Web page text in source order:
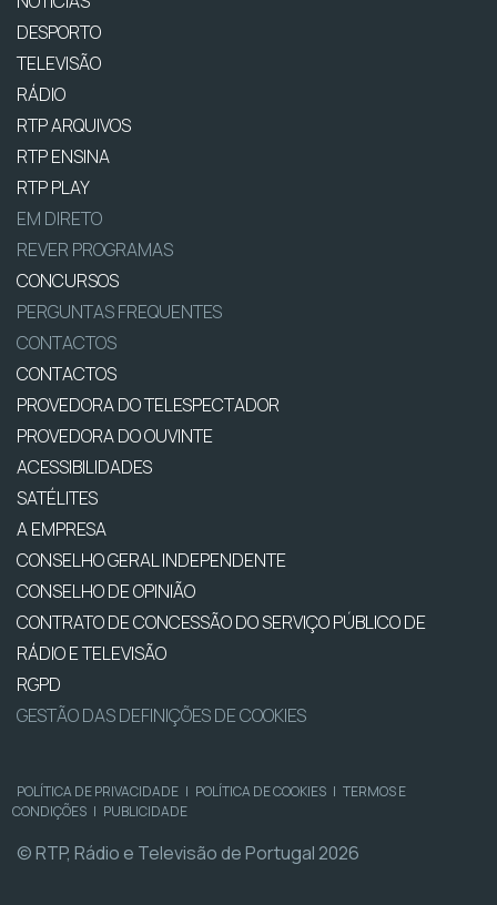
DESPORTO
TELEVISÃO
RÁDIO
RTP ARQUIVOS
RTP ENSINA
RTP PLAY
EM DIRETO
REVER PROGRAMAS
CONCURSOS
PERGUNTAS FREQUENTES
CONTACTOS
CONTACTOS
PROVEDORA DO TELESPECTADOR
PROVEDORA DO OUVINTE
ACESSIBILIDADES
SATÉLITES
A EMPRESA
CONSELHO GERAL INDEPENDENTE
CONSELHO DE OPINIÃO
CONTRATO DE CONCESSÃO DO SERVIÇO PÚBLICO DE
RÁDIO E TELEVISÃO
RGPD
GESTÃO DAS DEFINIÇÕES DE COOKIES
POLÍTICA DE PRIVACIDADE | POLÍTICA DE COOKIES | TERMOS E
CONDIÇÕES | PUBLICIDADE
© RTP, Rádio e Televisão de Portugal 2026